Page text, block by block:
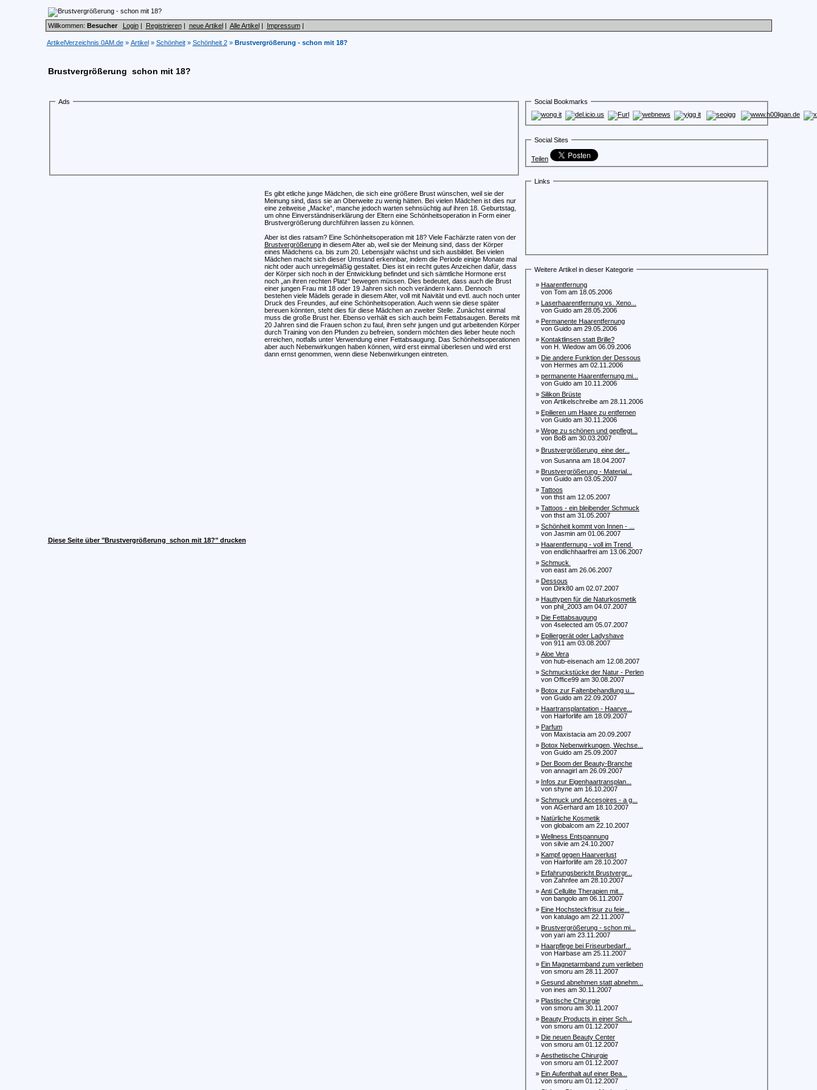
Willkommen: Besucher Login| Registrieren| neue Artikel| Alle Artikel| Impressum|
ArtikelVerzeichnis 0AM.de» Artikel» Schönheit» Schönheit 2» Brustvergrößerung - schon mit 18?
Brustvergrößerung  schon mit 18?
Ads
Es gibt etliche junge Mädchen, die sich eine größere Brust wünschen, weil sie der
Meinung sind, dass sie an Oberweite zu wenig hätten. Bei vielen Mädchen ist dies nur
eine zeitweise „Macke“, manche jedoch warten sehnsüchtig auf ihren 18. Geburtstag,
um ohne Einverständniserklärung der Eltern eine Schönheitsoperation in Form einer
Brustvergrößerung durchführen lassen zu können.
Aber ist dies ratsam? Eine Schönheitsoperation mit 18? Viele Fachärzte raten von der
Brustvergrößerungin diesem Alter ab, weil sie der Meinung sind, dass der Körper
eines Mädchens ca. bis zum 20. Lebensjahr wächst und sich ausbildet. Bei vielen
Mädchen macht sich dieser Umstand erkennbar, indem die Periode einige Monate mal
nicht oder auch unregelmäßig gestaltet. Dies ist ein recht gutes Anzeichen dafür, dass
der Körper sich noch in der Entwicklung befindet und sich sämtliche Hormone erst
noch „an ihren rechten Platz“ bewegen müssen. Dies bedeutet, dass auch die Brust
einer jungen Frau mit 18 oder 19 Jahren sich noch verändern kann. Dennoch
bestehen viele Mädels gerade in diesem Alter, voll mit Naivität und evtl. auch noch unter
Druck des Freundes, auf eine Schönheitsoperation. Auch wenn sie diese später
bereuen könnten, steht dies für diese Mädchen an zweiter Stelle. Zunächst einmal
muss die große Brust her. Ebenso verhält es sich auch beim Fettabsaugen. Bereits mit
20 Jahren sind die Frauen schon zu faul, ihren sehr jungen und gut arbeitenden Körper
durch Training von den Pfunden zu befreien, sondern möchten dies lieber heute noch
erreichen, notfalls unter Verwendung einer Fettabsaugung. Das Schönheitsoperationen
aber auch Nebenwirkungen haben können, wird erst einmal überlesen und wird erst
dann ernst genommen, wenn diese Nebenwirkungen eintreten.
Diese Seite über "Brustvergrößerung  schon mit 18?" drucken
Social Bookmarks
Social Sites
Teilen
Links
Weitere Artikel in dieser Kategorie
» Haarentfernung
von Tom am 18.05.2006
» Laserhaarentfernung vs. Xeno...
von Guido am 28.05.2006
» Permanente Haarentfernung
von Guido am 29.05.2006
» Kontaktlinsen statt Brille?
von H. Wiedow am 06.09.2006
» Die andere Funktion der Dessous
von Hermes am 02.11.2006
» permanente Haarentfernung mi...
von Guido am 10.11.2006
» Silikon Brüste
von Artikelschreibe am 28.11.2006
» Epilieren um Haare zu entfernen
von Guido am 30.11.2006
» Wege zu schönen und gepflegt...
von BoB am 30.03.2007
» Brustvergrößerung  eine der...
von Susanna am 18.04.2007
» Brustvergrößerung - Material...
von Guido am 03.05.2007
» Tattoos
von thst am 12.05.2007
» Tattoos - ein bleibender Schmuck
von thst am 31.05.2007
» Schönheit kommt von Innen - ...
von Jasmin am 01.06.2007
» Haarentfernung - voll im Trend
von endlichhaarfrei am 13.06.2007
» Schmuck
von east am 26.06.2007
» Dessous
von Dirk80 am 02.07.2007
» Hauttypen für die Naturkosmetik
von phil_2003 am 04.07.2007
» Die Fettabsaugung
von 4selected am 05.07.2007
» Epiliergerät oder Ladyshave
von 911 am 03.08.2007
» Aloe Vera
von hub-eisenach am 12.08.2007
» Schmuckstücke der Natur - Perlen
von Office99 am 30.08.2007
» Botox zur Faltenbehandlung u...
von Guido am 22.09.2007
» Haartransplantation - Haarve...
von Hairforlife am 18.09.2007
» Parfum
von Maxistacia am 20.09.2007
» Botox Nebenwirkungen, Wechse...
von Guido am 25.09.2007
» Der Boom der Beauty-Branche
von annagirl am 26.09.2007
» Infos zur Eigenhaartransplan...
von shyne am 16.10.2007
» Schmuck und Accesoires - a g...
von AGerhard am 18.10.2007
» Natürliche Kosmetik
von globalcom am 22.10.2007
» Wellness Entspannung
von silvie am 24.10.2007
» Kampf gegen Haarverlust
von Hairforlife am 28.10.2007
» Erfahrungsbericht Brustvergr...
von Zahnfee am 28.10.2007
» Anti Cellulite Therapien mit...
von bangolo am 06.11.2007
» Eine Hochsteckfrisur zu feie...
von katulago am 22.11.2007
» Brustvergrößerung - schon mi...
von yari am 23.11.2007
» Haarpflege bei Friseurbedarf...
von Hairbase am 25.11.2007
» Ein Magnetarmband zum verlieben
von smoru am 28.11.2007
» Gesund abnehmen statt abnehm...
von ines am 30.11.2007
» Plastische Chirurgie
von smoru am 30.11.2007
» Beauty Products in einer Sch...
von smoru am 01.12.2007
» Die neuen Beauty Center
von smoru am 01.12.2007
» Aesthetische Chirurgie
von smoru am 01.12.2007
» Ein Aufenthalt auf einer Bea...
von smoru am 01.12.2007